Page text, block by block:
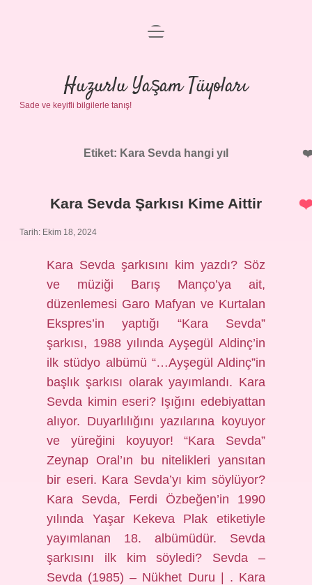
Anasayfa
Gizlilik Politikası
Yasal Uyarı
menüyü
Huzurlu Yaşam Tüyoları
Sade ve keyifli bilgilerle tanış!
Etiket: Kara Sevda hangi yıl
Kara Sevda Şarkısı Kime Aittir
Tarih: Ekim 18, 2024
Kara Sevda şarkısını kim yazdı? Söz
ve müziği Barış Manço’ya ait,
düzenlemesi Garo Mafyan ve Kurtalan
Ekspres’in yaptığı “Kara Sevda”
şarkısı, 1988 yılında Ayşegül Aldinç’in
ilk stüdyo albümü “…Ayşegül Aldinç”in
başlık şarkısı olarak yayımlandı. Kara
Sevda kimin eseri? Işığını edebiyattan
alıyor. Duyarlılığını yazılarına koyuyor
ve yüreğini koyuyor! “Kara Sevda”
Zeynap Oral’ın bu nitelikleri yansıtan
bir eseri. Kara Sevda’yı kim söylüyor?
Kara Sevda, Ferdi Özbeğen’in 1990
yılında Yaşar Kekeva Plak etiketiyle
yayımlanan 18. albümüdür. Sevda
şarkısını ilk kim söyledi? Sevda –
Sevda (1985) – Nükhet Duru | . Kara